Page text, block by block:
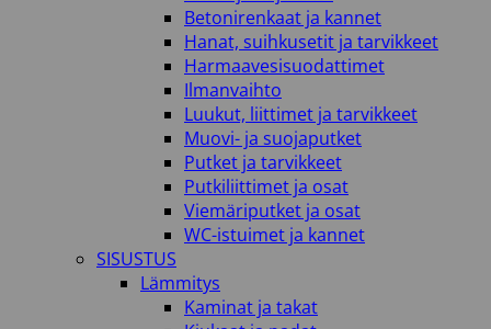
Betonirenkaat ja kannet
Hanat, suihkusetit ja tarvikkeet
Harmaavesisuodattimet
Ilmanvaihto
Luukut, liittimet ja tarvikkeet
Muovi- ja suojaputket
Putket ja tarvikkeet
Putkiliittimet ja osat
Viemäriputket ja osat
WC-istuimet ja kannet
SISUSTUS
Lämmitys
Kaminat ja takat